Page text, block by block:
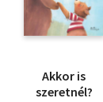
Akkor is
szeretnél?